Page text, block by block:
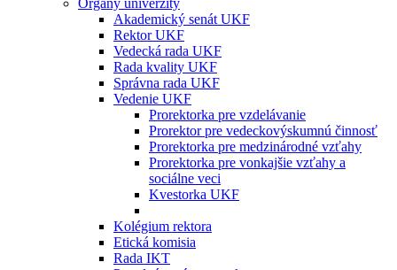
Akademický senát UKF
Rektor UKF
Vedecká rada UKF
Rada kvality UKF
Správna rada UKF
Vedenie UKF
Prorektorka pre vzdelávanie
Prorektor pre vedeckovýskumnú činnosť
Prorektorka pre medzinárodné vzťahy
Prorektorka pre vonkajšie vzťahy a
sociálne veci
Kvestorka UKF
Kolégium rektora
Etická komisia
Rada IKT